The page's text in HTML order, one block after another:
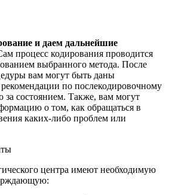
и даем дальнейшие
процесс кодирования проводится
выбранного метода. После
вам могут быть даны
по послекодировочному
за состоянием. Также, вам могут
о том, как обращаться в
каких-либо проблем или
центра имеют необходимую